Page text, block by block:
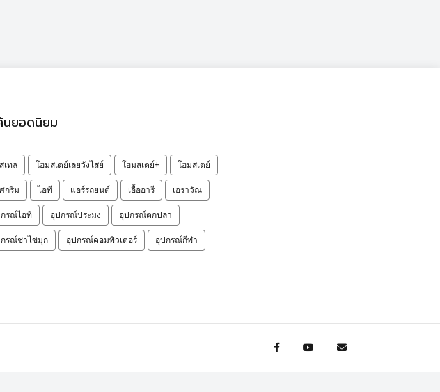
นยอดนิยม
เทล โฮมสเตย์เลยวังไสย์ โฮมสเตย์+ โฮมสเตย์
กรีม ไอที แอร์รถยนต์ เอื้ออารี เอราวัณ
รณ์ไอที อุปกรณ์ประมง อุปกรณ์ตกปลา
รณ์ชาไข่มุก อุปกรณ์คอมพิวเตอร์ อุปกรณ์กีฬา